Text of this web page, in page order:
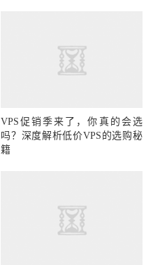
VPS促销季来了，你真的会选
吗？深度解析低价VPS的选购秘
籍